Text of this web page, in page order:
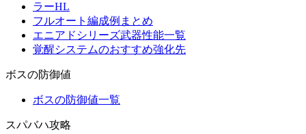
ラーHL
フルオート編成例まとめ
エニアドシリーズ武器性能一覧
覚醒システムのおすすめ強化先
ボスの防御値
ボスの防御値一覧
スパバハ攻略